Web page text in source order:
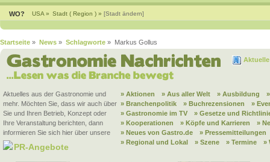
WO? USA » Stadt ( Region ) » [Stadt ändern]
Startseite » News » Schlagworte » Markus Gollus
Aktuelles aus der Gastronomie und
mehr. Möchten Sie, dass wir auch über
Sie und Ihren Betrieb, Konzept oder
Ihre Veranstaltung berichten, dann
informieren Sie sich hier über unsere
PR-Angebote
» Aktionen » Aus aller Welt » Ausbildung
» Branchenpolitik
» Buchrezensionen
»
» Gastronomie im TV
» Gesetze und
» Kooperationen
» Köpfe und Karrieren
»
» Neues von Gastro.de
» Pressemitteilungen
» Regional und Lokal
» Szene » Termine »